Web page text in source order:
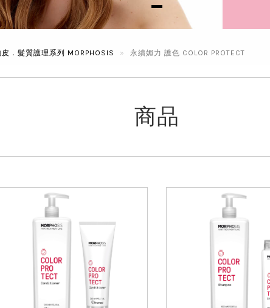
．髮質護理系列 MORPHOSIS 永續媚力 護色 COLOR PROTECT
商品